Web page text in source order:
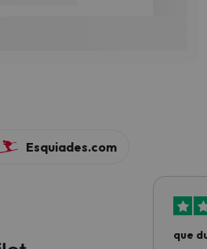
Esquiades.com
que